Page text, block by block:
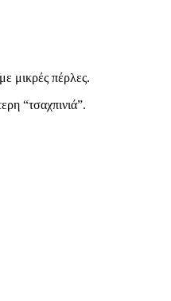
μικρές πέρλες.
“τσαχπινιά”.